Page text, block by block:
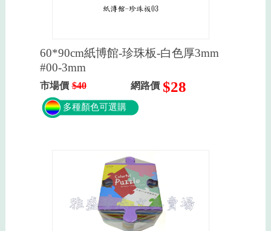
60*90cm紙博館-珍珠板-白色厚3mm
#00-3mm
市場價 $40 網路價 $28
多種顏色可選購